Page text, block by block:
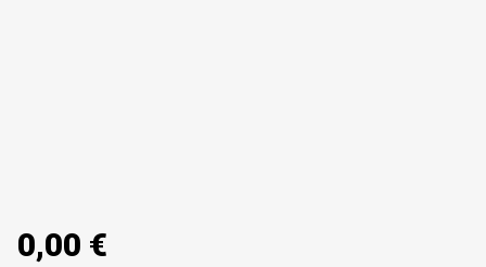
0,00 €